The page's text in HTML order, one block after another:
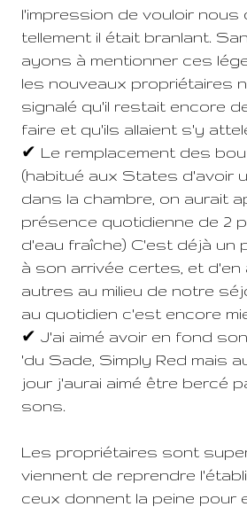
l'impression de vouloir nous
tellement il était branlant.
ayons à mentionner ces
les nouveaux propriétaires
signalé qu'il restait encore
faire et qu'ils allaient s'y
✔ Le remplacement des
(habitué aux States d'avoir
dans la chambre, on aurait
présence quotidienne de 2
d'eau fraîche) C'est déjà un
à son arrivée certes, et d'en
autres au milieu de notre
au quotidien c'est encore
✔ J'ai aimé avoir en fond
'du Sade, Simply Red mais
jour j'aurai aimé être bercé
sons.
Les propriétaires sont
viennent de reprendre
ceux donnent la peine pour